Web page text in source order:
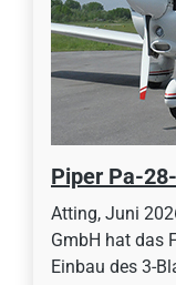
Piper Pa-
Atting, Juni
GmbH hat das
Einbau des 3-